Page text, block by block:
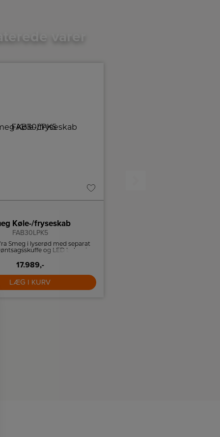
varer
Køle-/fryseskab
FAB30LPK5
Smeg i lyserød med separat
og LED belysning.
17.989,-
LÆG I KURV